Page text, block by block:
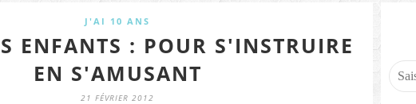
J'AI 10 ANS
ENFANTS : POUR S'INSTRUIRE
EN S'AMUSANT
21 FÉVRIER 2012